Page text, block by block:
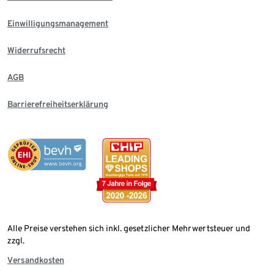
Einwilligungsmanagement
Widerrufsrecht
AGB
Barrierefreiheitserklärung
Alle Preise verstehen sich inkl. gesetzlicher Mehrwertsteuer und
zzgl.
Versandkosten